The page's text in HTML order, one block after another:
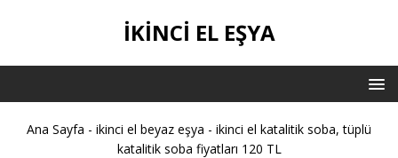
IKINCI EL EŞYA
Ana Sayfa - ikinci el beyaz eşya - ikinci el katalitik soba, tüplü
katalitik soba fiyatları 120 TL